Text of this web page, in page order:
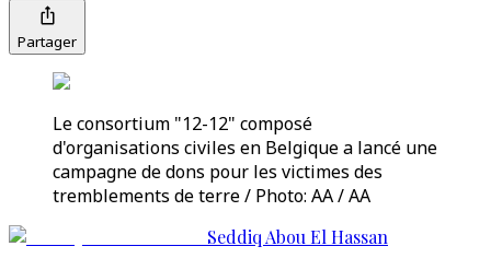
Partager
Le consortium "12-12" composé
d'organisations civiles en Belgique a lancé une
campagne de dons pour les victimes des
tremblements de terre / Photo: AA / AA
Seddiq Abou El Hassan